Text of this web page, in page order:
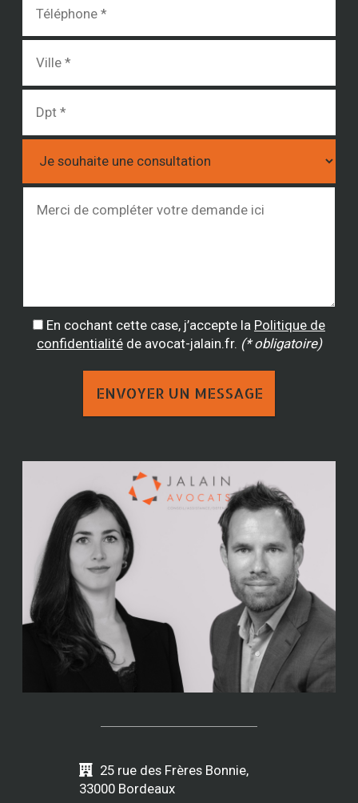
En cochant cette case, j’accepte la Politique de
confidentialitéde avocat-jalain.fr. (* obligatoire)
25 rue des Frères Bonnie,
33000 Bordeaux